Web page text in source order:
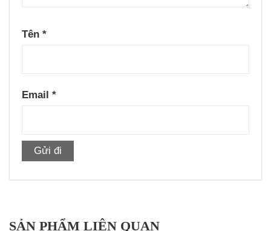
Tên *
Email *
SẢN PHẨM LIÊN QUAN